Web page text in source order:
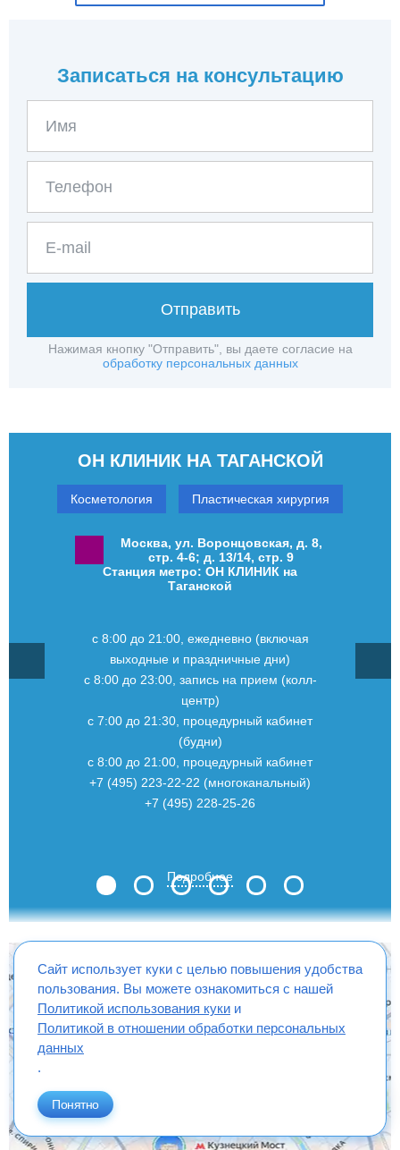
Записаться на консультацию
Отправить
Нажимая кнопку "Отправить", вы даете согласие на
обработку персональных данных
ОН КЛИНИК НА ТАГАНСКОЙ
Косметология Пластическая хирургия
Москва, ул. Воронцовская, д. 8,
стр. 4-6; д. 13/14, стр. 9
Станция метро: ОН КЛИНИК на
Таганской
с 8:00 до 21:00, ежедневно (включая
выходные и праздничные дни)
с 8:00 до 23:00, запись на прием (колл-
центр)
с 7:00 до 21:30, процедурный кабинет
(будни)
с 8:00 до 21:00, процедурный кабинет
+7 (495) 223-22-22 (многоканальный)
+7 (495) 228-25-26
Подробнее
Сайт использует куки с целью повышения удобства
пользования. Вы можете ознакомиться с нашей
Политикой использования куки и
Политикой в отношении обработки персональных
данных
.
Понятно